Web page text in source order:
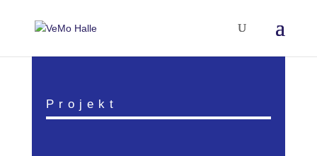
Projekt